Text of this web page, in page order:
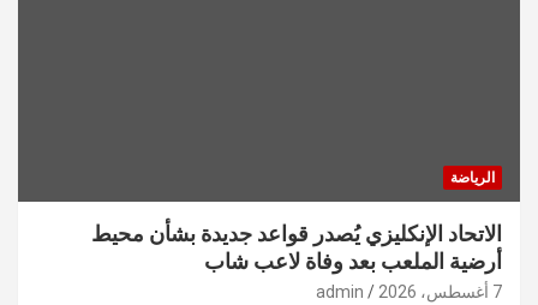
الرياضة
الاتحاد الإنكليزي يُصدر قواعد جديدة بشأن محيط
أرضية الملعب بعد وفاة لاعب شاب
7 أغسطس، 2026 admin